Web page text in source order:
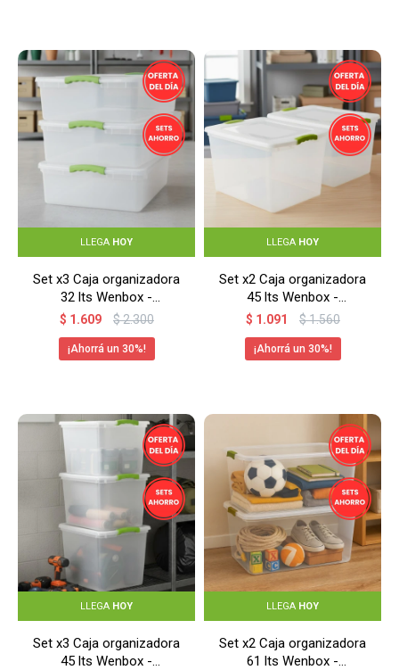
LLEGA HOY
Set x3 Caja organizadora
32 lts Wenbox -
TRANSPARENTE
$ 1.609 $2.300
30
LLEGA HOY
Set x2 Caja organizadora
45 lts Wenbox -
TRANSPARENTE
$ 1.091 $1.560
30
LLEGA HOY
Set x3 Caja organizadora
45 lts Wenbox -
LLEGA HOY
Set x2 Caja organizadora
61 lts Wenbox -